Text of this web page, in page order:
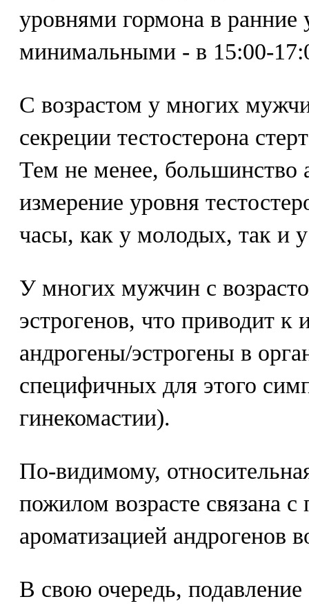
уровнями гормона в ранние
минимальными - в 15:00-
С возрастом у многих
секреции тестостерона
Тем не менее, большинство
измерение уровня
часы, как у молодых, так и
У многих мужчин с
эстрогенов, что приводит
андрогены/эстрогены в
специфичных для этого
гинекомастии).
По-видимому,
пожилом возрасте связана
ароматизацией андрогенов
В свою очередь, подавление